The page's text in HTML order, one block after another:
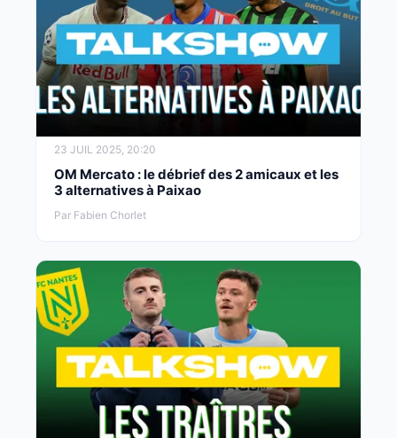
23 JUIL 2025, 20:20
OM Mercato : le débrief des 2 amicaux et les
3 alternatives à Paixao
Par Fabien Chorlet